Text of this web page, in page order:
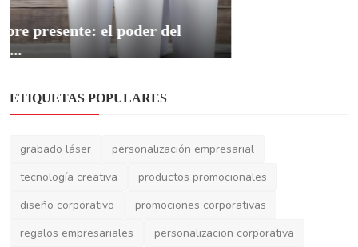
Cómo Cotizar con Éxito tus Trabajos de
Grabado Láser: C...
grabado láser
personalización empresarial
tecnología creativa
productos promocionales
regalos empresariales
promociones empresariales
tecnología
innovación creativa
corte láser
diseño industrial
emprendimiento Paraguay